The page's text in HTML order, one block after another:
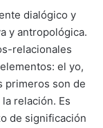
dialógico y
y antropológica.
relacionales
el yo,
primeros son de
relación. Es
de significación